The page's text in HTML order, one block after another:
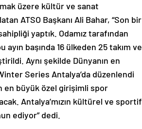
üzere kültür ve sanat
ATSO Başkanı Ali Bahar, “Son bir
yaptık. Odamız tarafından
başında 16 ülkeden 25 takım ve
Aynı şekilde Dünyanın en
Series Antalya’da düzenlendi
en büyük özel girişimli spor
Antalya’mızın kültürel ve sportif
ediyor” dedi.